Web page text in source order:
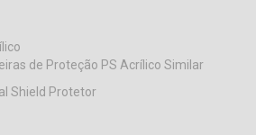
de Proteção PS Acrílico Similar
Shield Protetor